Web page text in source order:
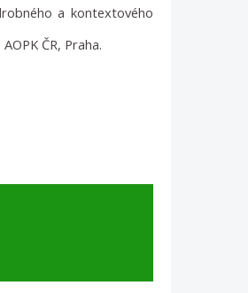
a kontextového
ČR, Praha.